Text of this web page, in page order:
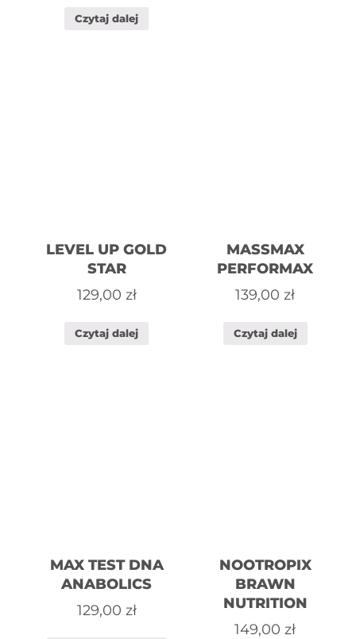
Czytaj dalej
LEVEL UP GOLD
STAR
129,00 zł
Czytaj dalej
MASSMAX
PERFORMAX
139,00zł
Czytaj dalej
MAX TEST DNA
ANABOLICS
129,00 zł
NOOTROPIX
BRAWN
NUTRITION
149,00zł